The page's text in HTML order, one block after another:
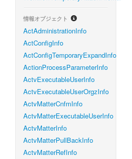
情報オブジェクト
ActAdministrationInfo
ActConfigInfo
ActConfigTemporaryExpandInfo
ActionProcessParameterInfo
ActvExecutableUserInfo
ActvExecutableUserOrgzInfo
ActvMatterCnfmInfo
ActvMatterExecutableUserInfo
ActvMatterInfo
ActvMatterPullBackInfo
ActvMatterRefInfo